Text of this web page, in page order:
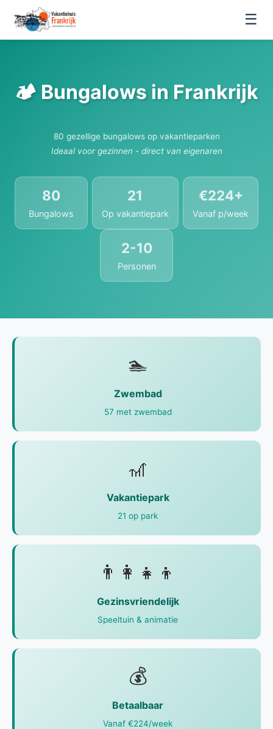
☰
🏕️ Bungalows in Frankrijk
80 gezellige bungalows op vakantieparken
Ideaal voor gezinnen - direct van eigenaren
80
Bungalows
21
Op vakantiepark
€224+
Vanaf p/week
2-10
Personen
🏊
Zwembad
57 met zwembad
🎢
Vakantiepark
21 op park
👨‍👩‍👧‍👦
Gezinsvriendelijk
Speeltuin & animatie
💰
Betaalbaar
Vanaf €224/week